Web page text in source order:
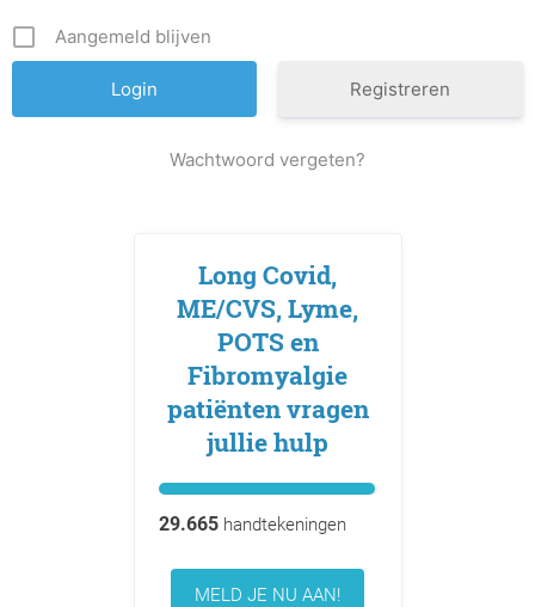
Aangemeld blijven
Registreren
Wachtwoord vergeten?
Long Covid,
ME/CVS, Lyme,
POTS en
Fibromyalgie
patiënten vragen
jullie hulp
29.665handtekeningen
MELD JE NU AAN!